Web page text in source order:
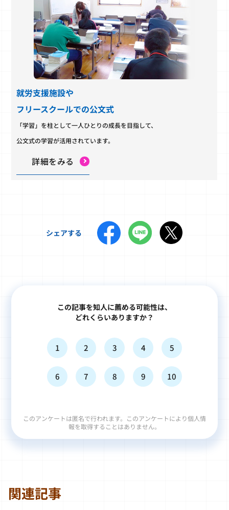
就労支援施設や
フリースクールでの公文式
「学習」を柱として一人ひとりの成長を目指して、
公文式の学習が活用されています。
詳細をみる
シェアする
この記事を知人に薦める可能性は、
どれくらいありますか？
1 2 3 4 5
6 7 8 9 10
このアンケートは匿名で行われます。このアンケートにより個人情
報を取得することはありません。
関連記事